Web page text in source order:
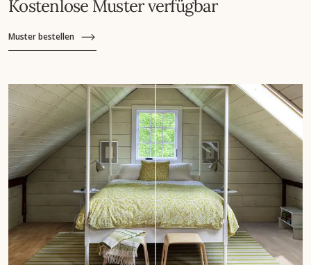
Kostenlose Muster verfügbar
Muster bestellen